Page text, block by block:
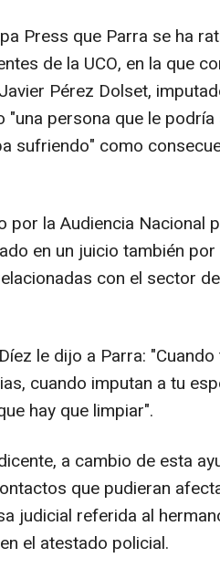
Press que Parra se ha
de la UCO, en la que
Pérez Dolset,
persona que le podría
sufriendo" como
por la Audiencia Nacional
en un juicio también
con el sector
le dijo a Parra: "Cuando
cuando imputan a tu
hay que limpiar".
a cambio de esta
que pudieran
judicial referida al
el atestado policial.